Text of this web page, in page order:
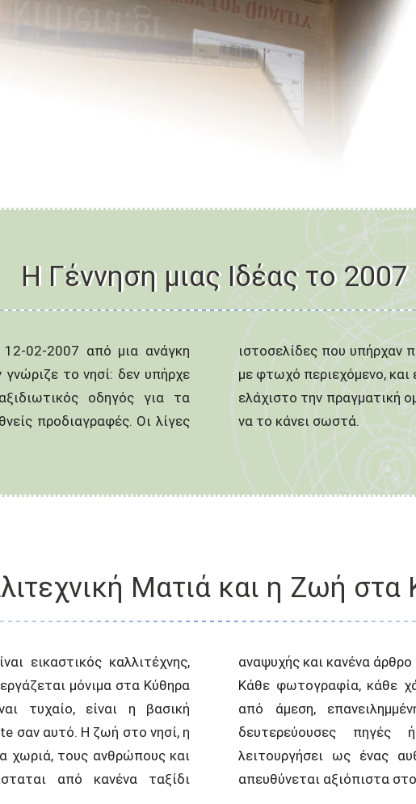
Η Γέννηση μιας Ιδέας το 2007
02-2007 από μια ανάγκη
το νησί: δεν υπήρχε
οδηγός για τα
προδιαγραφές. Οι λίγες
2007 ήταν αποσπασματικές,
που δεν αποδίδαν ούτε στο
του νησιού. Κάποιος έπρεπε
να το κάνει σωστά.
Ματιά και η Ζωή στα
εικαστικός καλλιτέχνης,
μόνιμα στα Κύθηρα
τυχαίο, είναι η βασική
σαν αυτό. Η ζωή στο νησί, η
χωριά, τους ανθρώπους και
από κανένα ταξίδι
αναψυχής και κανένα
Κάθε φωτογραφία, κάθε
από άμεση,
δευτερεύουσες
λειτουργήσει ως ένας
απευθύνεται αξιόπιστα